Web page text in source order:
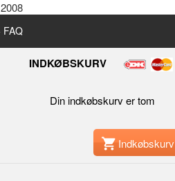
FAQ
INDKØBSKURV
Din indkøbskurv er tom
Indkøbskurv